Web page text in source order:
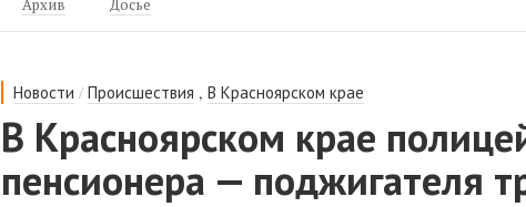
Архив Досье
Новости /Происшествия ,В Красноярском крае
В Красноярском крае
пенсионера — поджигателя